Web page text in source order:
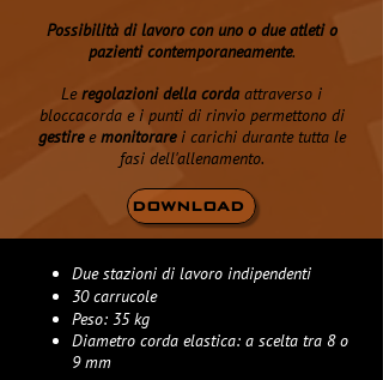
Possibilità di lavoro con uno o due atleti o
pazienti contemporaneamente.
Leregolazioni della corda attraverso i
bloccacorda e i punti di rinvio permettono di
gestireemonitorarei carichi durante tutta le
fasi dell'allenamento.
DOWNLOAD
Due stazioni di lavoro indipendenti
30 carrucole
Peso: 35 kg
Diametro corda elastica: a scelta tra 8 o
9 mm